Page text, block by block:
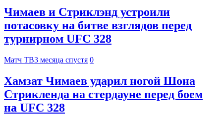
Чимаев и Стриклэнд устроили
потасовку на битве взглядов перед
турнирном UFC 328
Матч ТВ3 месяца спустя 0
Хамзат Чимаев ударил ногой Шона
Стрикленда на стердауне перед боем
на UFC 328